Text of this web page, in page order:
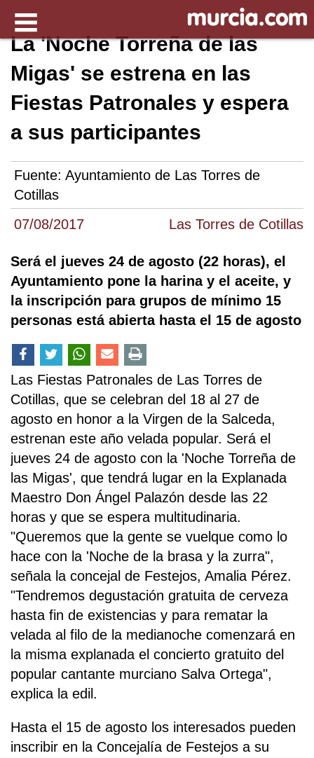
07/08/2017 Las Torres de Cotillas
La 'Noche Torreña de las
Migas' se estrena en las
Fiestas Patronales y espera
a sus participantes
Fuente: Ayuntamiento de Las Torres de
Cotillas
Será el jueves 24 de agosto (22 horas), el
Ayuntamiento pone la harina y el aceite, y
la inscripción para grupos de mínimo 15
personas está abierta hasta el 15 de agosto
Las Fiestas Patronales de Las Torres de
Cotillas, que se celebran del 18 al 27 de
agosto en honor a la Virgen de la Salceda,
estrenan este año velada popular. Será el
jueves 24 de agosto con la 'Noche Torreña de
las Migas', que tendrá lugar en la Explanada
Maestro Don Ángel Palazón desde las 22
horas y que se espera multitudinaria.
"Queremos que la gente se vuelque como lo
hace con la 'Noche de la brasa y la zurra",
señala la concejal de Festejos, Amalia Pérez.
"Tendremos degustación gratuita de cerveza
hasta fin de existencias y para rematar la
velada al filo de la medianoche comenzará en
la misma explanada el concierto gratuito del
popular cantante murciano Salva Ortega",
explica la edil.
Hasta el 15 de agosto los interesados pueden
inscribir en la Concejalía de Festejos a su